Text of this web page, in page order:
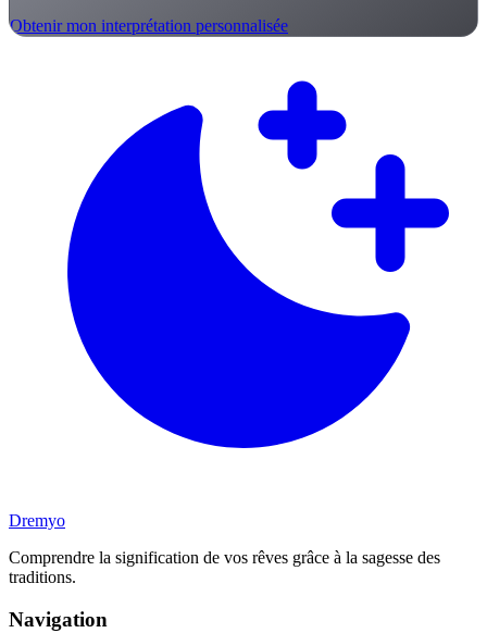
Obtenir mon interprétation personnalisée
Dremyo
Comprendre la signification de vos rêves grâce à la sagesse des
traditions.
Navigation